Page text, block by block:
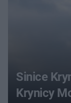
Sinice
Krynicy